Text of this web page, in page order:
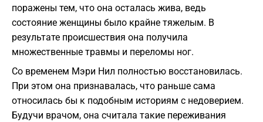
поражены тем, что она осталась жива, ведь
состояние женщины было крайне тяжелым. В
результате происшествия она получила
множественные травмы и переломы ног.
Со временем Мэри Нил полностью восстановилась.
При этом она признавалась, что раньше сама
относилась бы к подобным историям с недоверием.
Будучи врачом, она считала такие переживания